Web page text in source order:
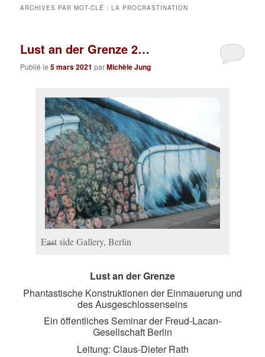
ARCHIVES PAR MOT-CLÉ :LA PROCRASTINATION
Lust an der Grenze 2…
Publié le5 mars 2021 parMichèle Jung
East side Gallery, Berlin
Lust an der Grenze
Phantastische Konstruktionen der Einmauerung und
des Ausgeschlossenseins
Ein öffentliches Seminar der Freud-Lacan-
Gesellschaft Berlin
Leitung: Claus-Dieter Rath